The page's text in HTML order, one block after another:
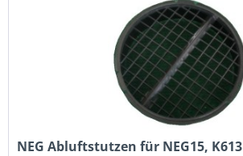
NEG Abluftstutzen für NEG15, K613